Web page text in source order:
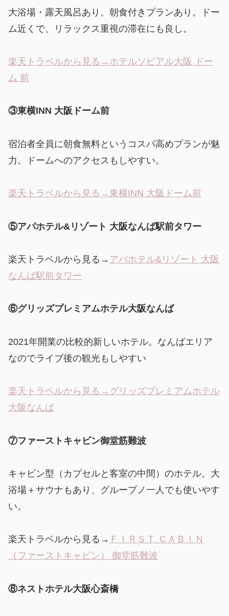
大浴場・露天風呂あり。朝食付きプランあり。ドー
ム近くで、リラックス重視の滞在にも良し。
楽天トラベルから見る→ホテルソビアル大阪 ドー
ム 前
③東横INN 大阪ドーム前
宿泊者全員に朝食無料というコスパ高めプランが魅
力。ドームへのアクセスもしやすい。
楽天トラベルから見る→東横INN 大阪ドーム前
⑤アパホテル&リゾート 大阪なんば駅前タワー
楽天トラベルから見る→ アパホテル&リゾート 大阪
なんば駅前タワー
⑥グリッズプレミアムホテル大阪なんば
2021年開業の比較的新しいホテル。なんばエリア
なのでライブ後の観光もしやすい
楽天トラベルから見る→グリッズプレミアムホテル
大阪なんば
⑦ファーストキャビン御堂筋難波
キャビン型（カプセルと客室の中間）のホテル。大
浴場＋サウナもあり、グループノ一人でも使いやす
い。
楽天トラベルから見る→ ＦＩＲＳＴ ＣＡＢＩＮ
（ファーストキャビン） 御堂筋難波
⑧ネストホテル大阪心斎橋